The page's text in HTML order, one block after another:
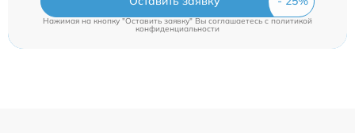
Нажимая на кнопку "Оставить заявку" Вы соглашаетесь c политикой
конфиденциальности